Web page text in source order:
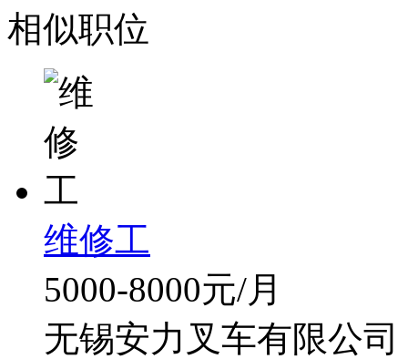
相似职位
维修工
5000-8000元/月
无锡安力叉车有限公司